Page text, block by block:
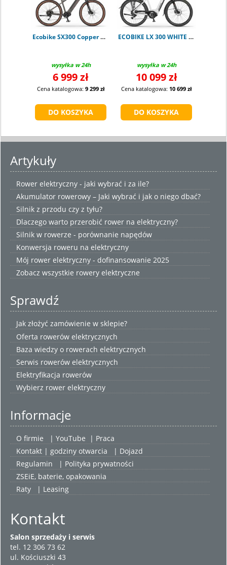
Ecobike SX300 Copper Black 19"
wysyłka w 24h
6 999 zł
Cena katalogowa: 9 299 zł
ECOBIKE LX 300 WHITE 900Wh S
wysyłka w 24h
10 099 zł
Cena katalogowa: 10 699 zł
Artykuły
Rower elektryczny - jaki wybrać i za ile?
Akumulator rowerowy – Jaki wybrać i jak o niego dbać?
Silnik z przodu czy z tyłu?
Dlaczego warto przerobić rower na elektryczny?
Silnik w rowerze - porównanie napędów
Konwersja roweru na elektryczny
Mój rower elektryczny - dofinansowanie 2025
Zobacz wszystkie rowery elektryczne
Sprawdź
Jak złożyć zamówienie w sklepie?
Oferta rowerów elektrycznych
Baza wiedzy o rowerach elektrycznych
Serwis rowerów elektrycznych
Elektryfikacja rowerów
Wybierz rower elektryczny
Informacje
O firmie | YouTube | Praca
Kontakt | godziny otwarcia
| Dojazd
Regulamin
| Polityka prywatności
ZSEiE, baterie, opakowania
Raty
| Leasing
Kontakt
Salon sprzedaży i serwis
tel. 12 306 73 62
ul. Kościuszki 43